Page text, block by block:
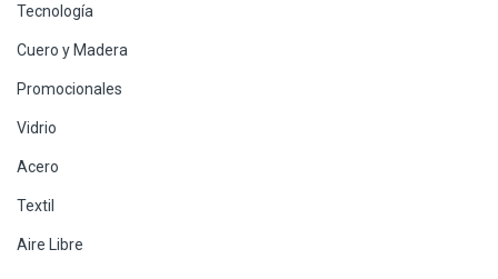
Tecnología
Cuero y Madera
Promocionales
Vidrio
Acero
Textil
Aire Libre